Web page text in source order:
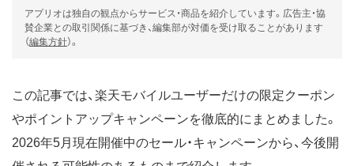
アプリオは独自の観点からサービス・商品を紹介しています。広告主・協
賛企業との取引関係に基づき、編集部が対価を受け取ることがあります
（編集方針）。
この記事では、楽天モバイルユーザーだけの限定クーポン
やポイントアップキャンペーンを徹底的にまとめました。
2026年5月現在開催中のセール・キャンペーンから、今後開